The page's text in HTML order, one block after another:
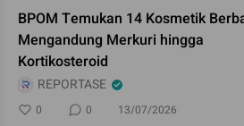
BPOM Temukan 14 Kosmetik
Mengandung Merkuri hingga
Kortikosteroid
REPORTASE
0 0 13/07/2026